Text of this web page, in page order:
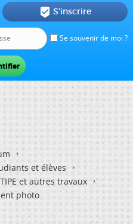
Se souvenir de moi ?
 S'inscrire
et élèves
et autres travaux
photo